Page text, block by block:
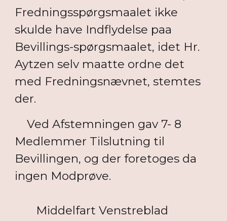
Fredningsspørgsmaalet ikke
skulde have Indflydelse paa
Bevillings-spørgsmaalet, idet Hr.
Aytzen selv maatte ordne det
med Fredningsnævnet, stemtes
der.
Ved Afstemningen gav 7- 8
Medlemmer Tilslutning til
Bevillingen, og der foretoges da
ingen Modprøve.
Middelfart Venstreblad